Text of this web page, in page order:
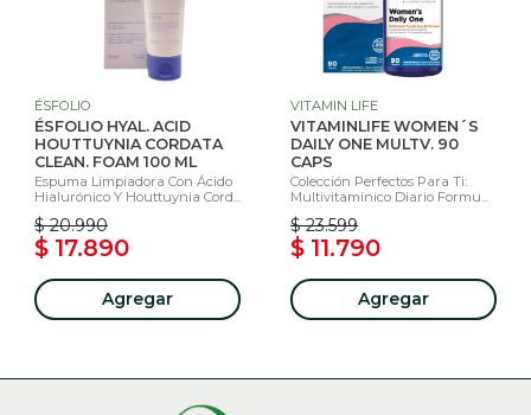
ÉSFOLIO
ÉSFOLIO HYAL. ACID
HOUTTUYNIA CORDATA
CLEAN. FOAM 100 ML
Espuma Limpiadora Con Ácido
Hialurónico Y Houttuynia Cord...
$ 20.990
$ 17.890
Agregar
VITAMIN LIFE
VITAMINLIFE WOMEN´S
DAILY ONE MULTV. 90
CAPS
Colección Perfectos Para Ti:
Multivitamínico Diario Formu...
$ 23.599
$ 11.790
Agregar